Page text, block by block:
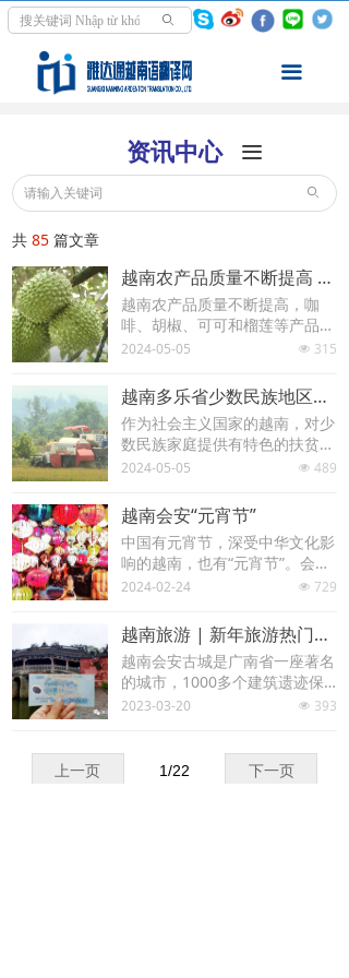
ꄙ
끀
首页
翻译服务
资讯中心
关于我们
ꄙ
资讯中心 끀
共 85 篇文章
越南农产品质量不断提高 出口价格随之而上涨
越南农产品质量不断提高，咖
啡、胡椒、可可和榴莲等产品将
继续呈上升趋势。
넶 315
2024-05-05
越南多乐省少数民族地区扶贫工作取得阶段性成果
作为社会主义国家的越南，对少
数民族家庭提供有特色的扶贫支
持，取得哪些成效？动作方法与
넶 489
2024-05-05
越南会安“元宵节”
中国有元宵节，深受中华文化影
响的越南，也有“元宵节”。会
安“元宵节”是老城区人们有趣的
地的游客前来欣赏会安独特而宁
静美景的机会。
넶 729
2024-02-24
越南旅游 | 新年旅游热门景点之会安古城
越南会安古城是广南省一座著名
的城市，1000多个建筑遗迹保
存完好的古城，有街道、房屋、
넶 393
2023-03-20
上一页 下一页
1/22